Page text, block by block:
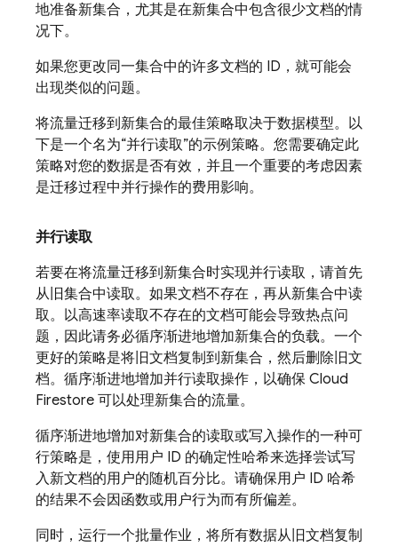
地准备新集合，尤其是在新集合中包含很少文档的情
况下。
如果您更改同一集合中的许多文档的 ID，就可能会
出现类似的问题。
将流量迁移到新集合的最佳策略取决于数据模型。以
下是一个名为“并行读取”的示例策略。 您需要确定此
策略对您的数据是否有效，并且一个重要的考虑因素
是迁移过程中并行操作的费用影响。
并行读取
若要在将流量迁移到新集合时实现并行读取，请首先
从旧集合中读取。如果文档不存在，再从新集合中读
取。以高速率读取不存在的文档可能会导致热点问
题，因此请务必循序渐进地增加新集合的负载。一个
更好的策略是将旧文档复制到新集合，然后删除旧文
档。循序渐进地增加并行读取操作，以确保 Cloud
Firestore 可以处理新集合的流量。
循序渐进地增加对新集合的读取或写入操作的一种可
行策略是，使用用户 ID 的确定性哈希来选择尝试写
入新文档的用户的随机百分比。请确保用户 ID 哈希
的结果不会因函数或用户行为而有所偏差。
同时，运行一个批量作业，将所有数据从旧文档复制